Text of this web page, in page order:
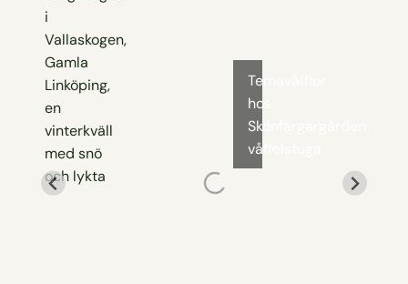
Temavåfflor
hos
Skönfärgargården
våffelstuga